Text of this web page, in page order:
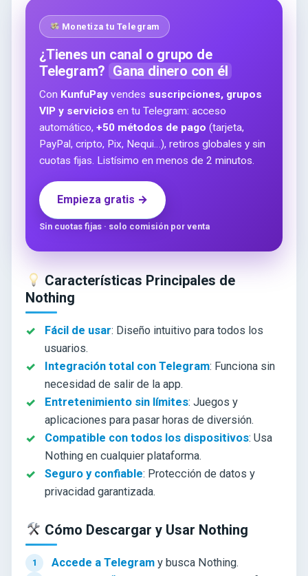
Monetiza tu Telegram
¿Tienes un canal o grupo de
Telegram? Gana dinero con él
Con KunfuPay vendes suscripciones, grupos
VIP y servicios en tu Telegram: acceso
automático, +50 métodos de pago (tarjeta,
PayPal, cripto, Pix, Nequi…), retiros globales y sin
cuotas fijas. Listísimo en menos de 2 minutos.
Empieza gratis →
Sin cuotas fijas · solo comisión por venta
Características Principales de
Nothing
Fácil de usar: Diseño intuitivo para todos los
usuarios.
Integración total con Telegram: Funciona sin
necesidad de salir de la app.
Entretenimiento sin límites: Juegos y
aplicaciones para pasar horas de diversión.
Compatible con todos los dispositivos: Usa
Nothing en cualquier plataforma.
Seguro y confiable: Protección de datos y
privacidad garantizada.
Cómo Descargar y Usar Nothing
Accede a Telegram y busca Nothing.